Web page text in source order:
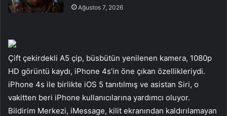
Ağustos 7, 2026
Çift çekirdekli A5 çip, büsbütün yenilenen kamera, 1080p
HD görüntü kaydı, iPhone 4s’in öne çıkan özellikleriydi.
iPhone 4s ile birlikte iOS 5 tanıtılmış ve asistan Siri, o
vakitten beri iPhone kullanıcılarına yardımcı oluyor.
Bildirim Merkezi, iMessage, kilit ekranından kaldırılamayan